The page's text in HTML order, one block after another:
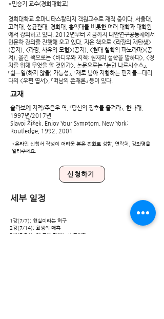
*민승기 교수(경희대학교)
경희대학교 후마니타스칼리지 객원교수로 재직 중이다. 서울대,
고려대, 성균관대, 경희대, 홍익대를 비롯한 여러 대학과 대학원
에서 강의하고 있다. 2012년부터 지금까지 대안연구공동체에서
인문학 강의를 진행해 오고 있다. 지은 책으로 <라깡의 재탄생>
(공저), <라깡, 사유의 모험>(공저), <현대 철학의 파노라마>(공
저), 옮긴 책으로는 <바디우와 지젝: 현재의 철학을 말하다>, <정
치를 위해 무엇을 할 것인가>, 논문으로는 「눈먼 나르시수스」,
「쉼—일(하지 않을) 가능성」, 「재로 남아 저항하는 편지들—데리
다의 <우편 엽서>, 「떠남의 존재론」 등이 있다.
교재
슬라보예 지젝/주은우 역, 『당신의 징후를 즐겨라』, 한나래,
1997년/2017년
Slavoj Žižek, Enjoy Your Symptom, New York:
Routledge, 1992, 2001
*온라인 신청서 작성이 어려운 분은 전화로 성함, 연락처, 강좌명을
알려주세요.
신청하기
세부 일정
1강(7/7): 현실이라는 허구
2강(7/14): 희생의 매혹
3강(7/21): 왜 모든 행위는 반복인가